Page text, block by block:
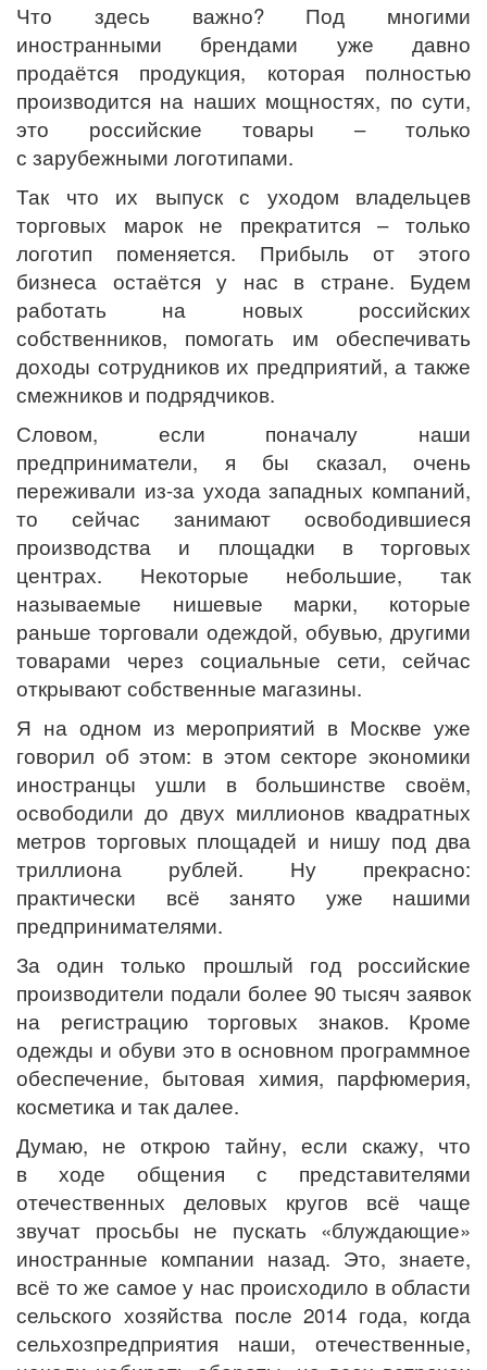
Что здесь важно? Под многими
иностранными брендами уже давно
продаётся продукция, которая полностью
производится на наших мощностях, по сути,
это российские товары – только
с зарубежными логотипами.
Так что их выпуск с уходом владельцев
торговых марок не прекратится – только
логотип поменяется. Прибыль от этого
бизнеса остаётся у нас в стране. Будем
работать на новых российских
собственников, помогать им обеспечивать
доходы сотрудников их предприятий, а также
смежников и подрядчиков.
Словом, если поначалу наши
предприниматели, я бы сказал, очень
переживали из-за ухода западных компаний,
то сейчас занимают освободившиеся
производства и площадки в торговых
центрах. Некоторые небольшие, так
называемые нишевые марки, которые
раньше торговали одеждой, обувью, другими
товарами через социальные сети, сейчас
открывают собственные магазины.
Я на одном из мероприятий в Москве уже
говорил об этом: в этом секторе экономики
иностранцы ушли в большинстве своём,
освободили до двух миллионов квадратных
метров торговых площадей и нишу под два
триллиона рублей. Ну прекрасно:
практически всё занято уже нашими
предпринимателями.
За один только прошлый год российские
производители подали более 90 тысяч заявок
на регистрацию торговых знаков. Кроме
одежды и обуви это в основном программное
обеспечение, бытовая химия, парфюмерия,
косметика и так далее.
Думаю, не открою тайну, если скажу, что
в ходе общения с представителями
отечественных деловых кругов всё чаще
звучат просьбы не пускать «блуждающие»
иностранные компании назад. Это, знаете,
всё то же самое у нас происходило в области
сельского хозяйства после 2014 года, когда
сельхозпредприятия наши, отечественные,